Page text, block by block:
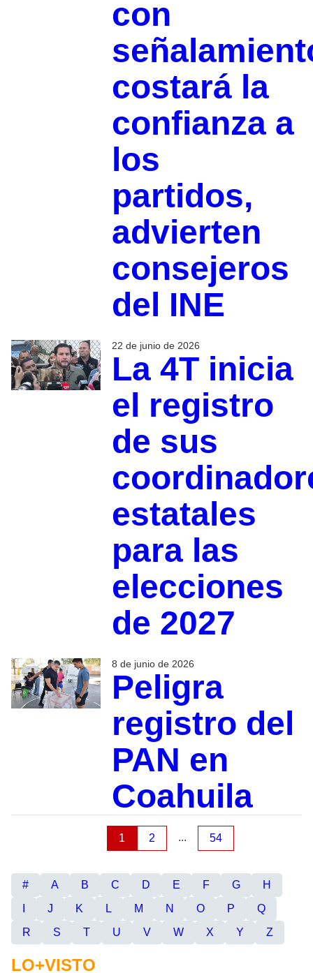
con
costará la
confianza a
los
partidos,
advierten
consejeros
del INE
22 de junio de 2026
La 4T inicia
el registro
de sus
estatales
para las
elecciones
de 2027
8 de junio de 2026
Peligra
registro del
PAN en
Coahuila
1 2 ... 54
# A B C D E F G
H
J K L M N O P
Q
R
S T U V W X Y Z
LO+VISTO